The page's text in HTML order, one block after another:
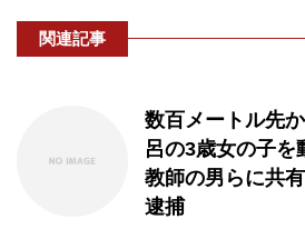
関連記事
数百メートル先
呂の3歳女の子を
教師の男らに共
逮捕